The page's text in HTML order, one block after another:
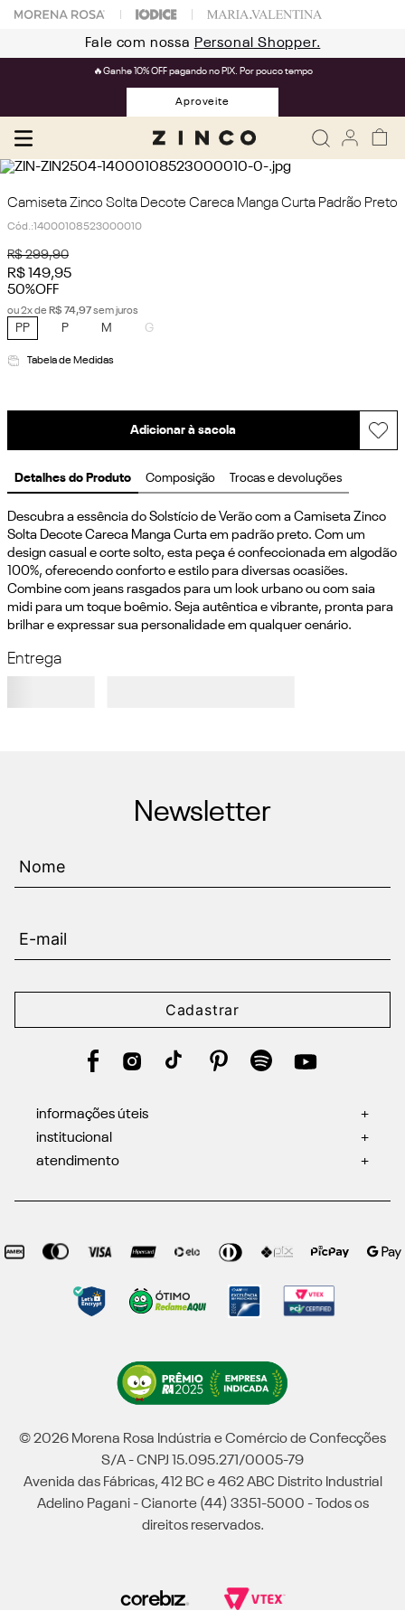
Fale com nossa Personal Shopper.
🔥Ganhe 10% OFF pagando no PIX. Por pouco tempo
Aproveite
Camiseta Zinco Solta Decote Careca Manga Curta Padrão Preto
Cód.:14000108523000010
R$ 299,90
R$ 149,95
50%OFF
ou2x de R$ 74,97sem juros
PP P M G
Tabela de Medidas
Adicionar à sacola
Detalhes do Produto Composição Trocas e devoluções
Descubra a essência do Solstício de Verão com a Camiseta Zinco
Solta Decote Careca Manga Curta em padrão preto. Com um
design casual e corte solto, esta peça é confeccionada em algodão
100%, oferecendo conforto e estilo para diversas ocasiões.
Combine com jeans rasgados para um look urbano ou com saia
midi para um toque boêmio. Seja autêntica e vibrante, pronta para
brilhar e expressar sua personalidade em qualquer cenário.
Entrega
Newsletter
Cadastrar
informações úteis
+
institucional
+
atendimento
+
© 2026 Morena Rosa Indústria e Comércio de Confecções
S/A - CNPJ 15.095.271/0005-79
Avenida das Fábricas, 412 BC e 462 ABC Distrito Industrial
Adelino Pagani - Cianorte (44) 3351-5000 - Todos os
direitos reservados.